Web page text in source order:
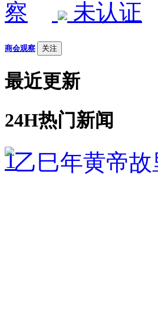
未认证
商会观察 关注
最近更新
24H热门新闻
1